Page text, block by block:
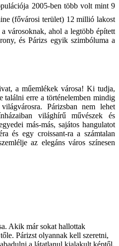
2005-ben több volt mint 9
(fővárosi terület) 12 millió lakost
városoknak, ahol a legtöbb épített
és Párizs egyik szimbóluma a
a műemlékek városa! Ki tudja,
találni erre a történelemben mindig
Párizsban nem lehet
világhírű művészek és
más-más, sajátos hangulatot
és egy croissant-ra a számtalan
az elegáns város színesen
Akik már sokat hallottak
Párizst olyannak kell szeretni,
a látatlanul kialakult képtől,